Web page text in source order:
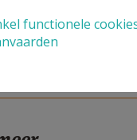
staat open
functionele